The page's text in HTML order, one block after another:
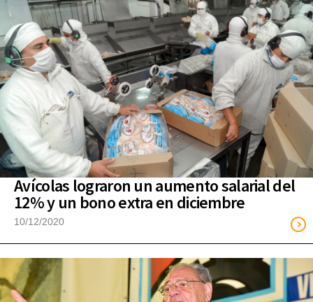
Avícolas lograron un aumento salarial del
12% y un bono extra en diciembre
10/12/2020